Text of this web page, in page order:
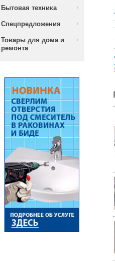
Бытовая техника
Спецпредложения
Товары для дома и
ремонта